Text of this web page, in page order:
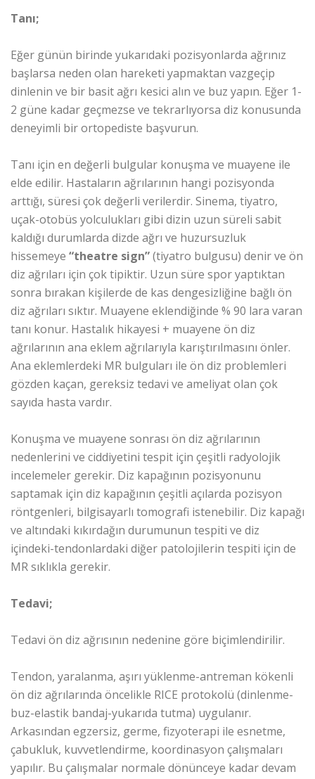
Tanı;
Eğer günün birinde yukarıdaki pozisyonlarda ağrınız
başlarsa neden olan hareketi yapmaktan vazgeçip
dinlenin ve bir basit ağrı kesici alın ve buz yapın. Eğer 1-
2 güne kadar geçmezse ve tekrarlıyorsa diz konusunda
deneyimli bir ortopediste başvurun.
Tanı için en değerli bulgular konuşma ve muayene ile
elde edilir. Hastaların ağrılarının hangi pozisyonda
arttığı, süresi çok değerli verilerdir. Sinema, tiyatro,
uçak-otobüs yolculukları gibi dizin uzun süreli sabit
kaldığı durumlarda dizde ağrı ve huzursuzluk
hissemeye “theatre sign”(tiyatro bulgusu) denir ve ön
diz ağrıları için çok tipiktir. Uzun süre spor yaptıktan
sonra bırakan kişilerde de kas dengesizliğine bağlı ön
diz ağrıları sıktır. Muayene eklendiğinde % 90 lara varan
tanı konur. Hastalık hikayesi + muayene ön diz
ağrılarının ana eklem ağrılarıyla karıştırılmasını önler.
Ana eklemlerdeki MR bulguları ile ön diz problemleri
gözden kaçan, gereksiz tedavi ve ameliyat olan çok
sayıda hasta vardır.
Konuşma ve muayene sonrası ön diz ağrılarının
nedenlerini ve ciddiyetini tespit için çeşitli radyolojik
incelemeler gerekir. Diz kapağının pozisyonunu
saptamak için diz kapağının çeşitli açılarda pozisyon
röntgenleri, bilgisayarlı tomografi istenebilir. Diz kapağı
ve altındaki kıkırdağın durumunun tespiti ve diz
içindeki-tendonlardaki diğer patolojilerin tespiti için de
MR sıklıkla gerekir.
Tedavi;
Tedavi ön diz ağrısının nedenine göre biçimlendirilir.
Tendon, yaralanma, aşırı yüklenme-antreman kökenli
ön diz ağrılarında öncelikle RICE protokolü (dinlenme-
buz-elastik bandaj-yukarıda tutma) uygulanır.
Arkasından egzersiz, germe, fizyoterapi ile esnetme,
çabukluk, kuvvetlendirme, koordinasyon çalışmaları
yapılır. Bu çalışmalar normale dönünceye kadar devam